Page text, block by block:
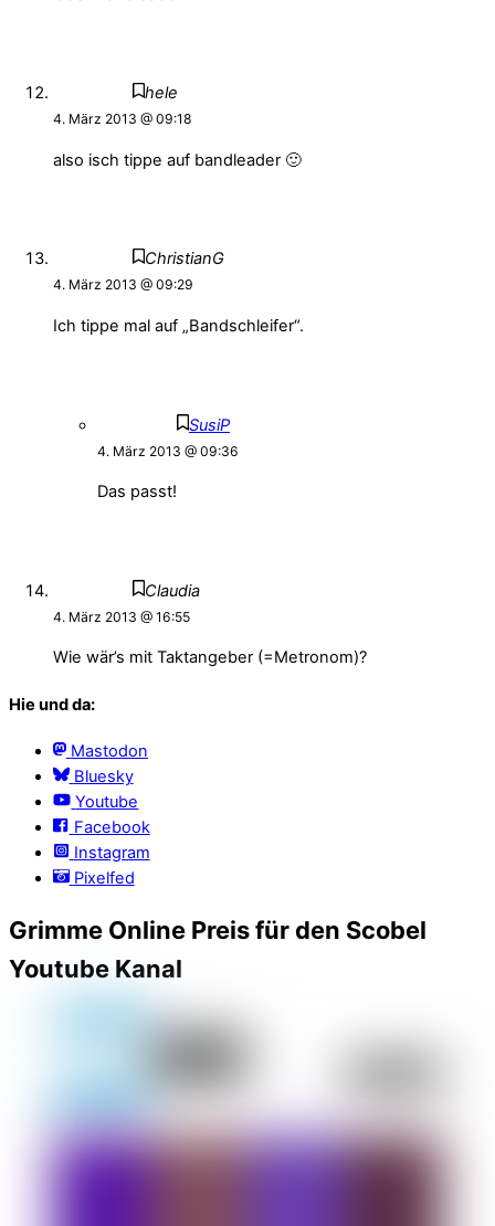
hele
4. März 2013 @ 09:18
also isch tippe auf bandleader 🙂
ChristianG
4. März 2013 @ 09:29
Ich tippe mal auf „Bandschleifer“.
SusiP
4. März 2013 @ 09:36
Das passt!
Claudia
4. März 2013 @ 16:55
Wie wär’s mit Taktangeber (=Metronom)?
Hie und da:
Mastodon
Bluesky
Youtube
Facebook
Instagram
Pixelfed
Grimme Online Preis für den Scobel
Youtube Kanal